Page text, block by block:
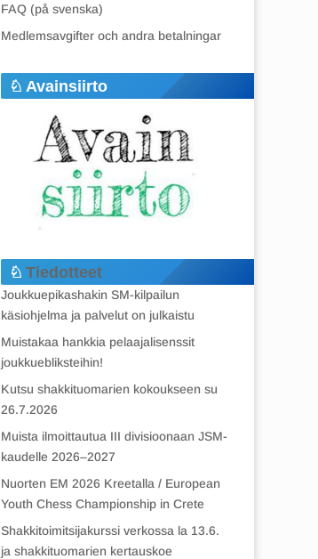
FAQ (på svenska)
Medlemsavgifter och andra betalningar
Avainsiirto
Tiedotteet
Joukkuepikashakin SM-kilpailun
käsiohjelma ja palvelut on julkaistu
Muistakaa hankkia pelaajalisenssit
joukkuebliksteihin!
Kutsu shakkituomarien kokoukseen su
26.7.2026
Muista ilmoittautua III divisioonaan JSM-
kaudelle 2026–2027
Nuorten EM 2026 Kreetalla / European
Youth Chess Championship in Crete
Shakkitoimitsijakurssi verkossa la 13.6.
ja shakkituomarien kertauskoe